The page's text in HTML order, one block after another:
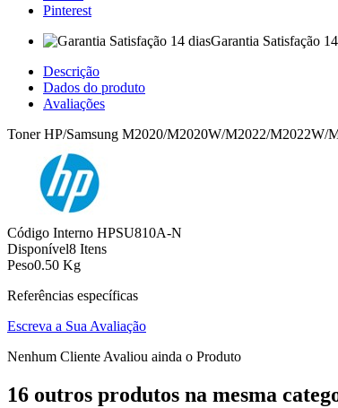
Pinterest
Garantia Satisfação
Descrição
Dados do produto
Avaliações
Toner HP/Samsung M2020/M2020W/M2022/
Código Interno HPSU810A-N
Disponível8 Itens
Peso0.50 Kg
Referências específicas
Escreva a Sua Avaliação
Nenhum Cliente Avaliou ainda o Produto
16 outros produtos na mesma